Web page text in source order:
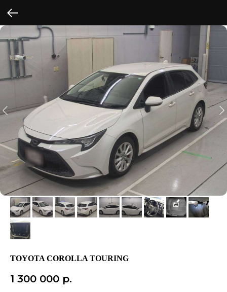
TOYOTA COROLLA TOURING
1 300 000 р.